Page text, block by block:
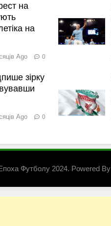
на
на
Ago 0
зірку
Ago 0
Футболу 2024. Powered By